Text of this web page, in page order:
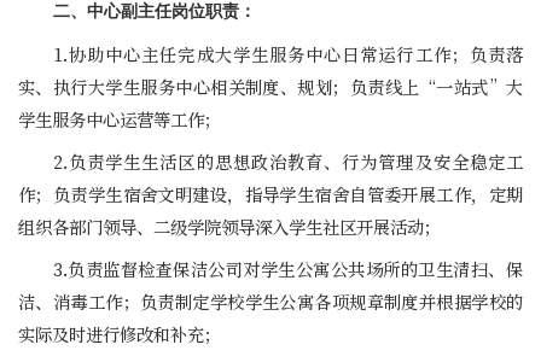
二、中心副主任岗位职责：
1.协助中心主任完成大学生服务中心日常运行工作；负责落
实、执行大学生服务中心相关制度、规划；负责线上“一站式”大
学生服务中心运营等工作；
2.负责学生生活区的思想政治教育、行为管理及安全稳定工
作；负责学生宿舍文明建设，指导学生宿舍自管委开展工作，定期
组织各部门领导、二级学院领导深入学生社区开展活动；
3.负责监督检查保洁公司对学生公寓公共场所的卫生清扫、保
洁、消毒工作；负责制定学校学生公寓各项规章制度并根据学校的
实际及时进行修改和补充；